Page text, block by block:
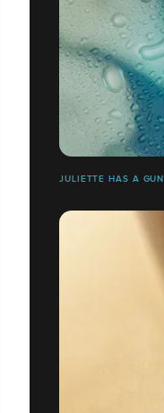
JULIETTE HAS A GUN